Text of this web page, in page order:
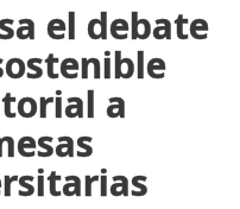
el debate
a